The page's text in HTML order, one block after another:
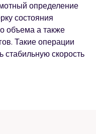
определение
состояния
объема а также
Такие операции
стабильную скорость